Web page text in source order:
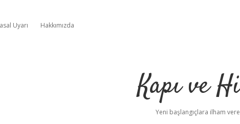
Uyarı Hakkımızda
Kapı ve
Yeni başlangıçlara ilham